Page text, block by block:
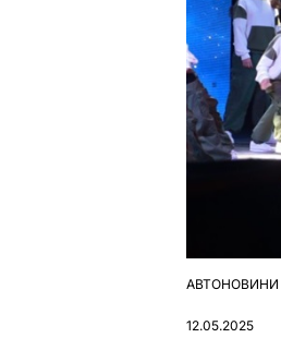
ОПУБЛІКУВАТИ
АВТОНОВИНИ
12.05.2025